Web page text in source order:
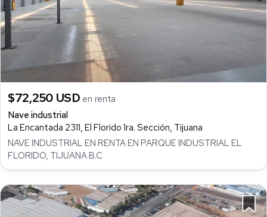
$72,250 USD en renta
Nave industrial
La Encantada 2311, El Florido 1ra. Sección, Tijuana
NAVE INDUSTRIAL EN RENTA EN PARQUE INDUSTRIAL EL
FLORIDO, TIJUANA B.C